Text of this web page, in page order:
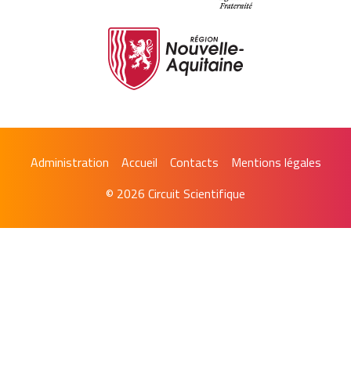
Administration Accueil Contacts
Mentions légales
© 2026 Circuit Scientifique